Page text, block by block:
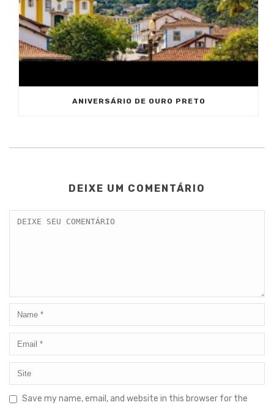
ANIVERSÁRIO DE OURO PRETO
DEIXE UM COMENTÁRIO
Save my name, email, and website in this browser for the